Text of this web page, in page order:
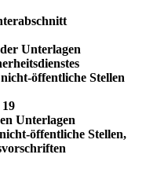
Unterlagen
öffentliche Stellen
19
Unterlagen
öffentliche Stellen,